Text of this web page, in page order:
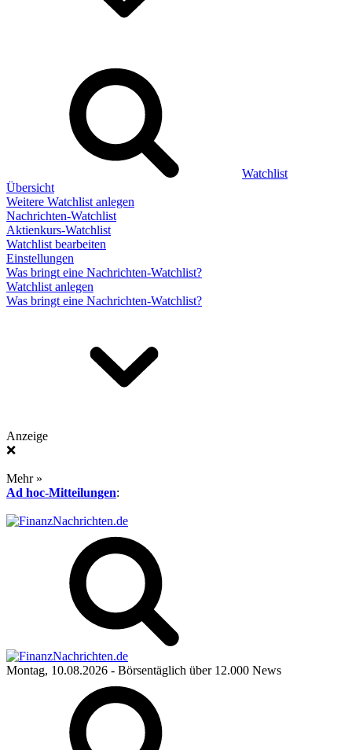
Watchlist
Übersicht
Weitere Watchlist anlegen
Nachrichten-Watchlist
Aktienkurs-Watchlist
Watchlist bearbeiten
Einstellungen
Was bringt eine Nachrichten-Watchlist?
Watchlist anlegen
Was bringt eine Nachrichten-Watchlist?
Anzeige
❌
Mehr »
Ad hoc-Mitteilungen:
Montag, 10.08.2026 - Börsentäglich über 12.000 News